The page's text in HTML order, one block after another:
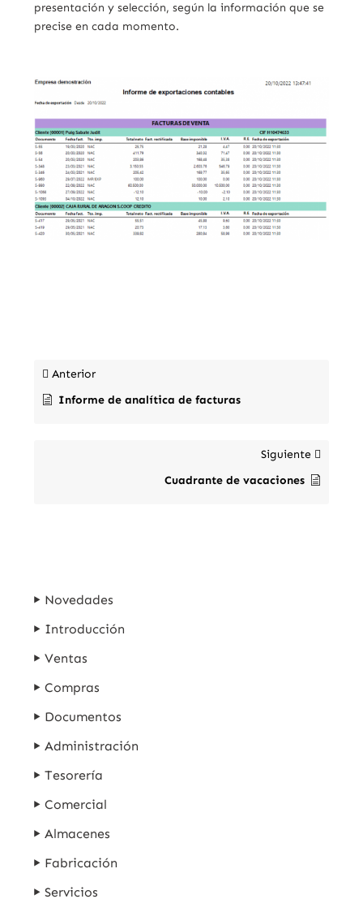
Novedades
Introducción
Ventas
Compras
Documentos
Administración
Tesorería
Comercial
Almacenes
Fabricación
Servicios
presentación y selección, según la información que se
precise en cada momento.
Anterior
Informe de analítica de facturas
Siguiente
Cuadrante de vacaciones